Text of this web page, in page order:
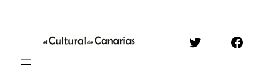
contenido
Twitter